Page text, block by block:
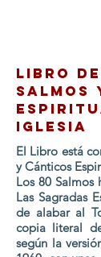
LIBRO
SALMOS
IGLESIA
El Libro está
y Cánticos
Los 80 Salmos
Las Sagradas
de alabar al
copia literal
según la